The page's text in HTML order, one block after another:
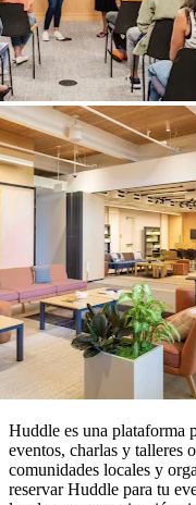
Huddle es una plataforma
eventos, charlas y talleres
comunidades locales y
reservar Huddle para tu